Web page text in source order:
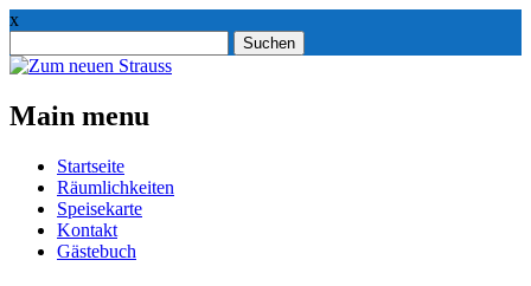
x
nach:
Main menu
Skip
content
Startseite
Räumlichkeiten
Speisekarte
Kontakt
Gästebuch